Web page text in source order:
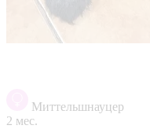
Миттельшнауцер
2 мес.